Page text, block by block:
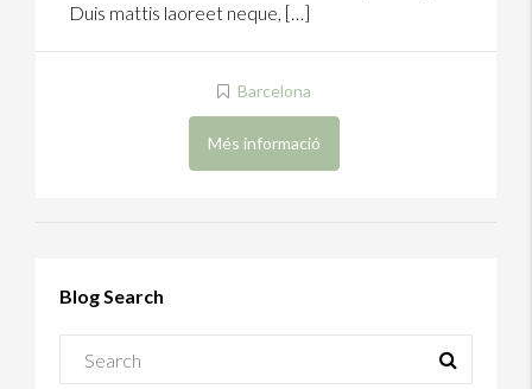
Duis mattis laoreet neque, […]
Barcelona
Més informació
Blog Search